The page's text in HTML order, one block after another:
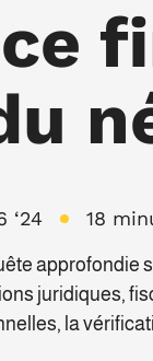
‘24 18
approfondie
juridiques,
la